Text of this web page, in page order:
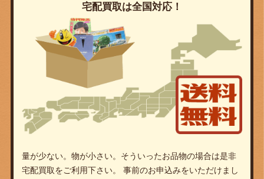
宅配買取は全国対応！
量が少ない。物が小さい。そういったお品物の場合は是非
宅配買取をご利用下さい。 事前のお申込みをいただけまし